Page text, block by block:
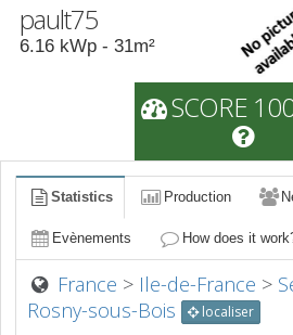
pault75
6.16 kWp - 31m²
SCORE
Statistics Production
Evènements How does it
France > Ile-de-France >
Rosny-sous-Bois
localiser